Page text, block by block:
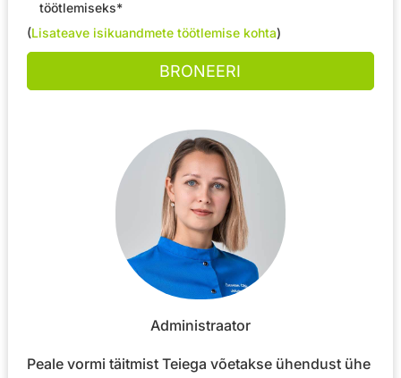
töötlemiseks*
(Lisateave isikuandmete töötlemise kohta)
Administraator
Peale vormi täitmist Teiega võetakse ühendust ühe